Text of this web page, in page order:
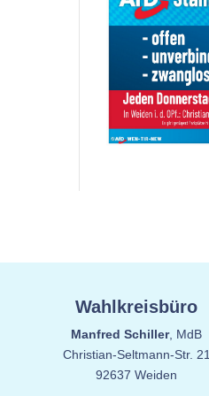
Wahlkreisbüro
Manfred Schiller, MdB
Christian-Seltmann-Str. 21
92637 Weiden